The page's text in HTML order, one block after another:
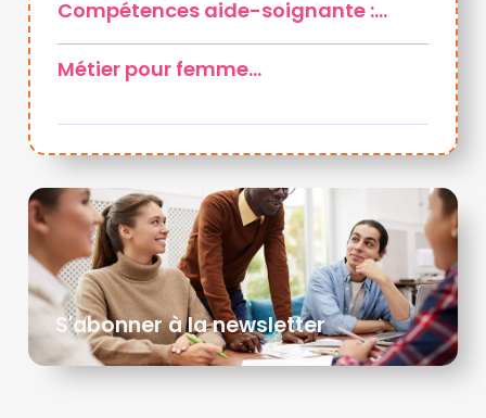
Compétences aide-soignante :…
Métier pour femme…
S'abonner à la newsletter